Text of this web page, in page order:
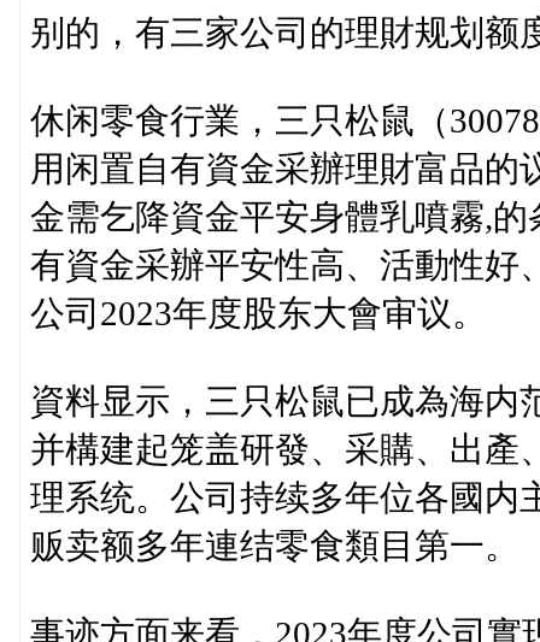
别的，有三家公司的理財规划额
休闲零食行業，三只松鼠（
用闲置自有資金采辦理財富品的
金需乞降資金平安身體乳噴霧,
有資金采辦平安性高、活動性好
公司2023年度股东大會审议。
資料显示，三只松鼠已成為海内
并構建起笼盖研發、采購、出產
理系统。公司持续多年位各國内
贩卖额多年連结零食類目第一。
事迹方面来看，2023年度公司實